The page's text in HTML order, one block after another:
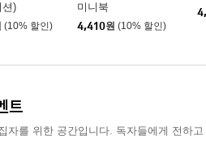
션)
(10% 할인)
미니북
4,410원 (10% 할인)
트
자를 위한 공간입니다. 독자들에게 전하